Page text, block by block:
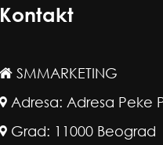
Kontakt
SMMARKETING
Adresa: Adresa Peke
Grad: 11000 Beograd